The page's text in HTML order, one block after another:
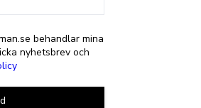
behandlar mina
nyhetsbrev och